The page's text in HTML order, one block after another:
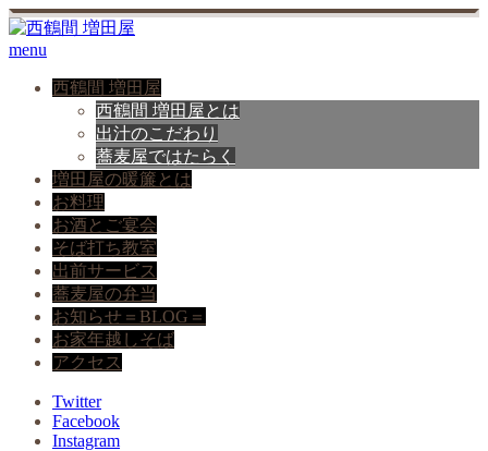
menu
西鶴間 増田屋
西鶴間 増田屋とは
出汁のこだわり
蕎麦屋ではたらく
増田屋の暖簾とは
お料理
お酒とご宴会
そば打ち教室
出前サービス
蕎麦屋の弁当
お知らせ＝BLOG＝
お家年越しそば
アクセス
Twitter
Facebook
Instagram